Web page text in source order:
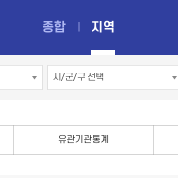
종합 지역
시
/
유관기관통계